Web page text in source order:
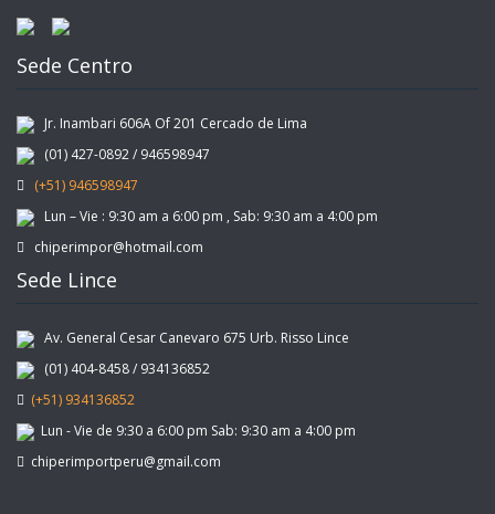
Sede Centro
Jr. Inambari 606A Of 201 Cercado de Lima
(01) 427-0892 / 946598947
(+51) 946598947
Lun – Vie : 9:30 am a 6:00 pm , Sab: 9:30 am a 4:00 pm
chiperimpor@hotmail.com
Sede Lince
Av. General Cesar Canevaro 675 Urb. Risso Lince
(01) 404-8458 / 934136852
(+51) 934136852
Lun - Vie de 9:30 a 6:00 pm Sab: 9:30 am a 4:00 pm
chiperimportperu@gmail.com